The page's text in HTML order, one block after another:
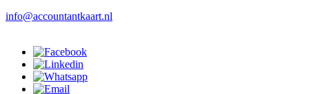
info@accountantkaart.nl